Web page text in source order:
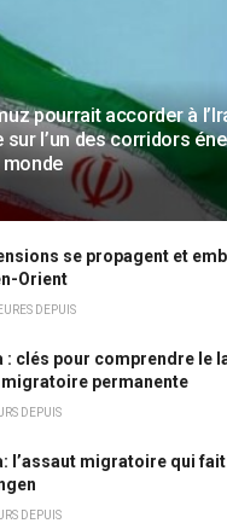
pourrait accorder à
l’un des corridors
se propagent et
Orient
DEPUIS
: clés pour comprendre le
permanente
DEPUIS
l’assaut migratoire qui
DEPUIS